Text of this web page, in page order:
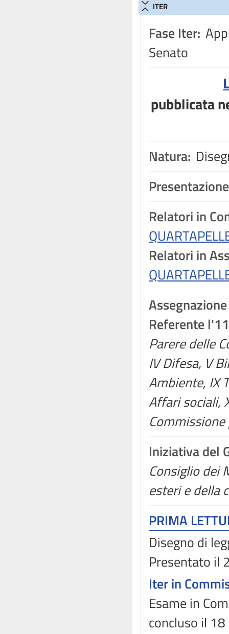
ITER
Fase Iter:
Senato
pubblicata
Natura:
Relatori in
Relatori in
Assegnazione
Referente
Parere delle
IV Difesa, V
Ambiente, IX
Affari sociali,
Iniziativa del
Consiglio dei
esteri e della
PRIMA
Disegno di
Presentato il
Iter in
Esame in
concluso il